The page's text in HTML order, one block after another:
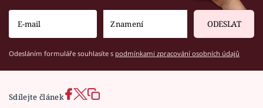
ODESLAT
Odesláním formuláře souhlasíte s podmínkami zpracování osobních údajů
Sdílejte článek